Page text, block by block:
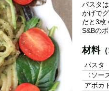
パスタ
かげで
だと3枚
S&Bの
材料（
パスタ
〈ソー
アボカ